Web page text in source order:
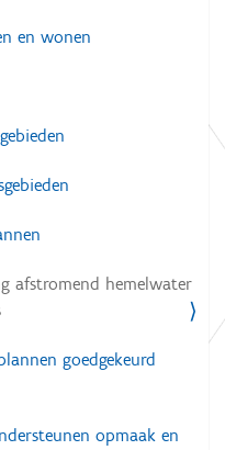
en wonen
afstromend hemelwater
goedgekeurd
opmaak en